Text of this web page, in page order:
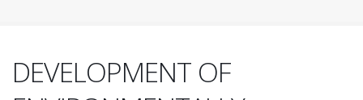
DEVELOPMENT OF